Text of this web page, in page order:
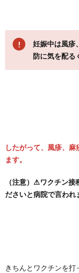
妊娠中は風疹
防に気を配る
したがって、風疹、
ます。
（注意）⚠ワクチン接
ださいと病院で言われ
きちんとワクチンを